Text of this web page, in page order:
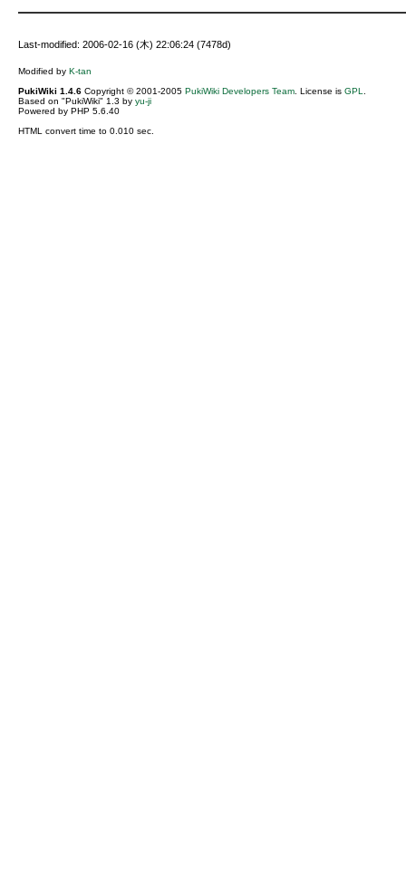
Last-modified: 2006-02-16 (木) 22:06:24 (7478d)
Modified by K-tan
PukiWiki 1.4.6Copyright © 2001-2005 PukiWiki Developers Team. License is GPL
Based on "PukiWiki" 1.3 by yu-ji
Powered by PHP 5.6.40
HTML convert time to 0.010 sec.